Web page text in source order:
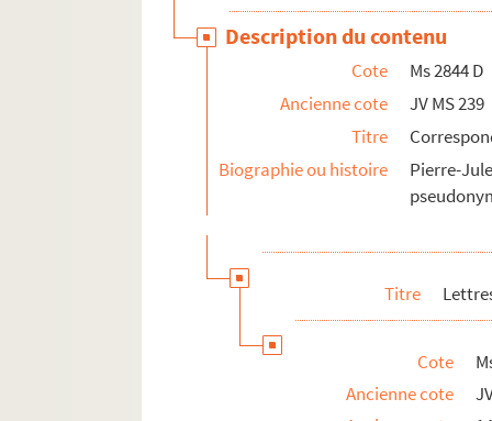
Ms 2844-A 625 D. Lettre de Louis-
Ms 2844-A 628 D. Lettre de Louis-
Ms 2844-A 629 D. Lettre de Michel
Ms 2844-A 631 D. Lettre de Michel
Ms 2844-A 632 D. Lettre de Louis-
Ms 2844-A 633 D. Lettre de Michel
Ms 2844-A 634 D. Lettre de Michel
Ms 2844-A 636 D. Lettre
Description du contenu
Cote
Ms 2844 D
Ancienne cote
JV MS 239
Titre
Biographie ou histoire
Pierre-
Titre
Cote
Ancienne cote